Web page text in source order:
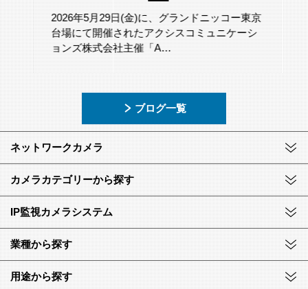
2026年5月29日(金)に、グランドニッコー東京
台場にて開催されたアクシスコミュニケーシ
ョンズ株式会社主催「A…
ブログ一覧
ネットワークカメラ
カメラカテゴリーから探す
IP監視カメラシステム
業種から探す
用途から探す